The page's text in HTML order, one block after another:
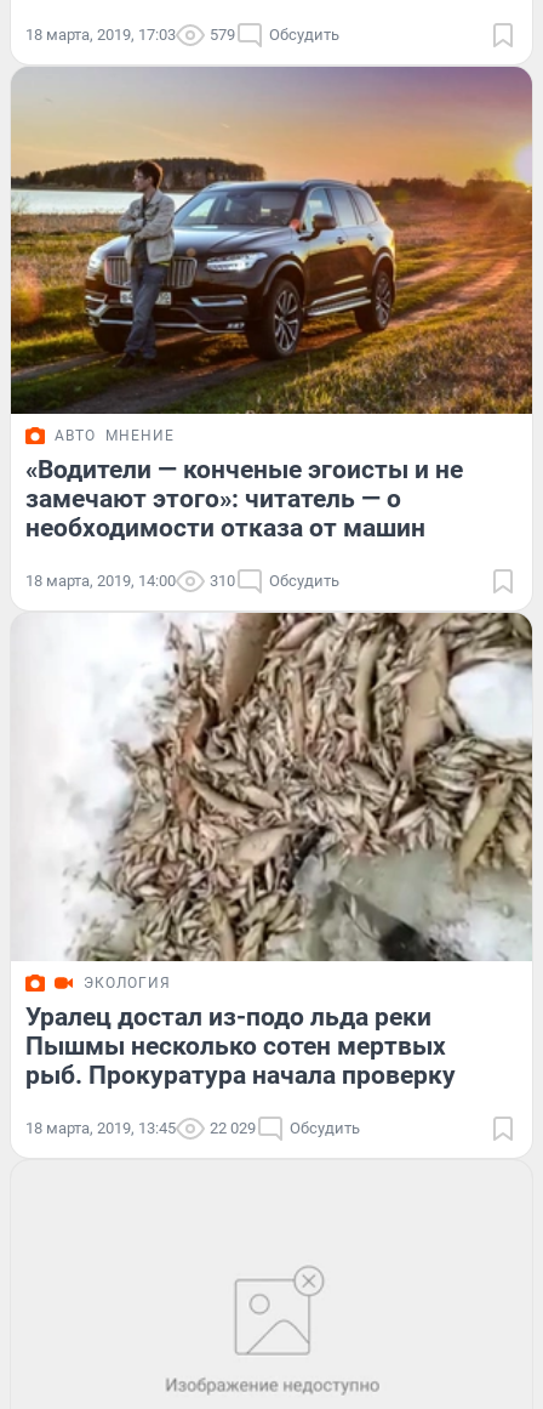
18 марта, 2019, 17:03 579 Обсудить
АВТО МНЕНИЕ
«Водители — конченые эгоисты и не
замечают этого»: читатель — о
необходимости отказа от машин
18 марта, 2019, 14:00 310 Обсудить
ЭКОЛОГИЯ
Уралец достал из-подо льда реки
Пышмы несколько сотен мертвых
рыб. Прокуратура начала проверку
18 марта, 2019, 13:45 22 029 Обсудить